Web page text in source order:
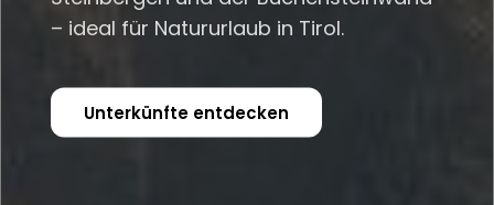
– ideal für Natururlaub in Tirol.
Unterkünfte entdecken